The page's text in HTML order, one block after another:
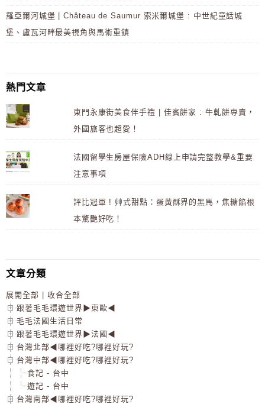
羅亞爾河城堡 | Château de Saumur 索米爾城堡 : 中世紀童話城
堡、盧瓦河畔最美視角與馬術重鎮
熱門文章
東門永康街美食伴手禮 | 佳賓餅家 : 牛軋餅專賣，
外國旅客也超愛！
法國留學生房屋保險ADH線上申請完整教學&重要
注意事項
評比冠軍 ! 艸式甜點：蛋黃酥界的黑馬，焦糖餡根
本驚艷好吃！
文章分類
展開全部
收合全部
跟著毛毛環遊世界▶東歐◀
毛毛法國生活日常
跟著毛毛環遊世界▶法國◀
台灣北部◀哪裡好吃?哪裡好玩?
台灣中部◀哪裡好吃?哪裡好玩?
食記 - 台中
遊記 - 台中
台灣南部◀哪裡好吃?哪裡好玩?